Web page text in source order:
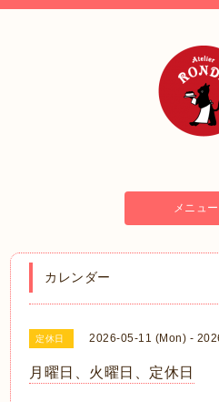
メニュー
カレンダー
定休日 2026-05-11 (Mon) -
月曜日、火曜日、定休日